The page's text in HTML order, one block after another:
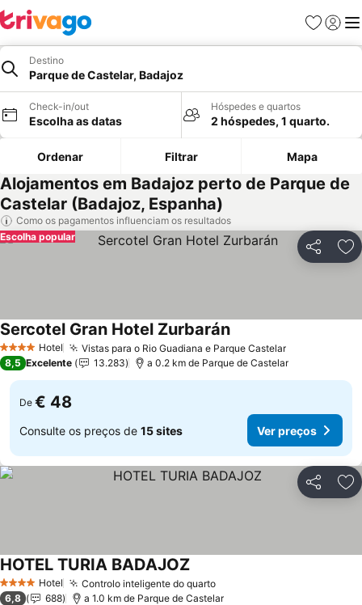
Favoritos
Iniciar
Destino
Parque de Castelar, Badajoz
Check-in/out
Escolha as datas
Hóspedes e quartos
2 hóspedes, 1 quarto.
Ordenar Filtrar Mapa
Alojamentos em Badajoz perto de Parque de
Castelar (Badajoz, Espanha)
Como os pagamentos influenciam os resultados
Partilhar
Escolha popular
4 EstrelasHotel Vistas para o Rio Guadiana e Parque Castelar
Sercotel Gran Hotel Zurbarán
8,5 Excelente 13.283 a 0.2 km de Parque de Castelar
De € 48
Consulte os preços de 15 sites Ver preços
Partilhar
4 EstrelasHotel Controlo inteligente do quarto
HOTEL TURIA BADAJOZ
6,8 688 a 1.0 km de Parque de Castelar